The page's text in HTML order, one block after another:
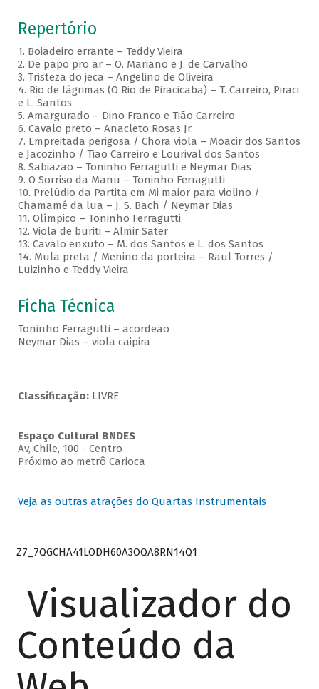
Repertório
1. Boiadeiro errante – Teddy Vieira
2. De papo pro ar – O. Mariano e J. de Carvalho
3. Tristeza do jeca – Angelino de Oliveira
4. Rio de lágrimas (O Rio de Piracicaba) – T. Carreiro, Piraci
e L. Santos
5. Amargurado – Dino Franco e Tião Carreiro
6. Cavalo preto – Anacleto Rosas Jr.
7. Empreitada perigosa / Chora viola – Moacir dos Santos
e Jacozinho / Tião Carreiro e Lourival dos Santos
8. Sabiazão – Toninho Ferragutti e Neymar Dias
9. O Sorriso da Manu – Toninho Ferragutti
10. Prelúdio da Partita em Mi maior para violino /
Chamamé da lua – J. S. Bach / Neymar Dias
11. Olímpico – Toninho Ferragutti
12. Viola de buriti – Almir Sater
13. Cavalo enxuto – M. dos Santos e L. dos Santos
14. Mula preta / Menino da porteira – Raul Torres /
Luizinho e Teddy Vieira
Ficha Técnica
Toninho Ferragutti – acordeão
Neymar Dias – viola caipira
Classificação: LIVRE
Espaço Cultural BNDES
Av, Chile, 100 - Centro
Próximo ao metrô Carioca
Veja as outras atrações do Quartas Instrumentais
Z7_7QGCHA41LODH60A3OQA8RN14Q1
Visualizador do
Conteúdo da